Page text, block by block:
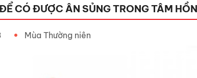
CÓ ĐƯỢC ÂN SỦNG TRONG TÂM HỒN
Mùa Thường niên